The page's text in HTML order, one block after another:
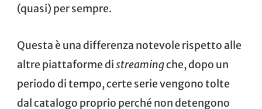
(quasi) per sempre.
Questa è una differenza notevole rispetto alle
altre piattaforme distreamingche, dopo un
periodo di tempo, certe serie vengono tolte
dal catalogo proprio perché non detengono